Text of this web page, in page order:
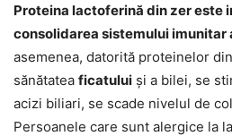
Proteina lactoferină din zer este
consolidarea sistemului imunitar
asemenea, datorită proteinelor
sănătatea ficatului și a bilei, se
acizi biliari, se scade nivelul de
Persoanele care sunt alergice la